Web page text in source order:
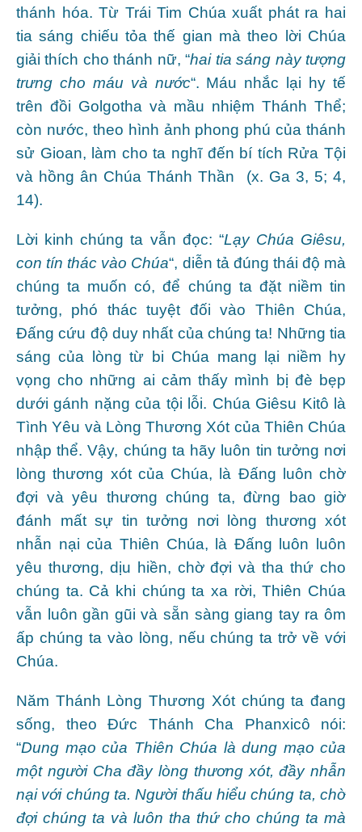
thánh hóa. Từ Trái Tim Chúa xuất phát ra hai
tia sáng chiếu tỏa thế gian mà theo lời Chúa
giải thích cho thánh nữ, “hai tia sáng này tượng
trưng cho máu và nước“. Máu nhắc lại hy tế
trên đồi Golgotha và mầu nhiệm Thánh Thể;
còn nước, theo hình ảnh phong phú của thánh
sử Gioan, làm cho ta nghĩ đến bí tích Rửa Tội
và hồng ân Chúa Thánh Thần (x. Ga 3, 5; 4,
14).
Lời kinh chúng ta vẫn đọc: “Lạy Chúa Giêsu,
con tín thác vào Chúa“, diễn tả đúng thái độ mà
chúng ta muốn có, để chúng ta đặt niềm tin
tưởng, phó thác tuyệt đối vào Thiên Chúa,
Ðấng cứu độ duy nhất của chúng ta! Những tia
sáng của lòng từ bi Chúa mang lại niềm hy
vọng cho những ai cảm thấy mình bị đè bẹp
dưới gánh nặng của tội lỗi. Chúa Giêsu Kitô là
Tình Yêu và Lòng Thương Xót của Thiên Chúa
nhập thể. Vậy, chúng ta hãy luôn tin tưởng nơi
lòng thương xót của Chúa, là Ðấng luôn chờ
đợi và yêu thương chúng ta, đừng bao giờ
đánh mất sự tin tưởng nơi lòng thương xót
nhẫn nại của Thiên Chúa, là Ðấng luôn luôn
yêu thương, dịu hiền, chờ đợi và tha thứ cho
chúng ta. Cả khi chúng ta xa rời, Thiên Chúa
vẫn luôn gần gũi và sẵn sàng giang tay ra ôm
ấp chúng ta vào lòng, nếu chúng ta trở về với
Chúa.
Năm Thánh Lòng Thương Xót chúng ta đang
sống, theo Đức Thánh Cha Phanxicô nói:
“Dung mạo của Thiên Chúa là dung mạo của
một người Cha đầy lòng thương xót, đầy nhẫn
nại với chúng ta. Người thấu hiểu chúng ta, chờ
đợi chúng ta và luôn tha thứ cho chúng ta mà